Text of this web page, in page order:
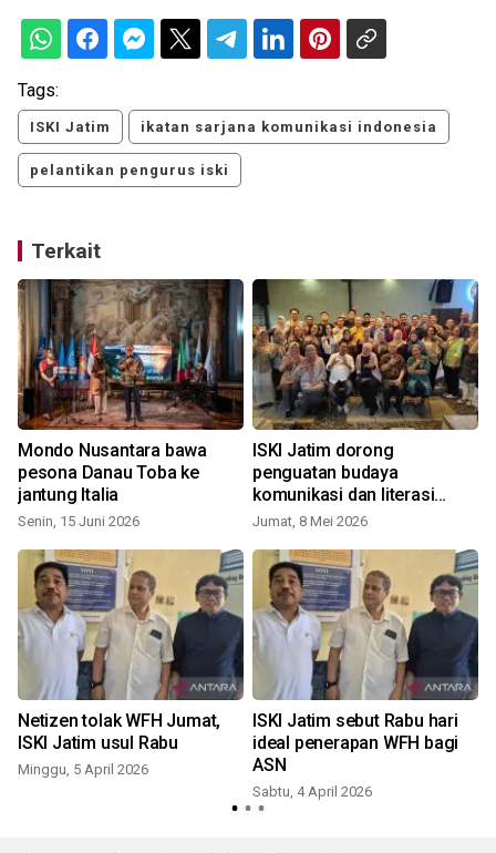
Tags:
ISKI Jatim ikatan sarjana komunikasi indonesia
pelantikan pengurus iski
Terkait
Mondo Nusantara bawa
pesona Danau Toba ke
jantung Italia
Senin, 15 Juni 2026
ISKI Jatim dorong
penguatan budaya
komunikasi dan literasi
publik
Jumat, 8 Mei 2026
Netizen tolak WFH Jumat,
ISKI Jatim usul Rabu
Minggu, 5 April 2026
ISKI Jatim sebut Rabu hari
ideal penerapan WFH bagi
ASN
Sabtu, 4 April 2026